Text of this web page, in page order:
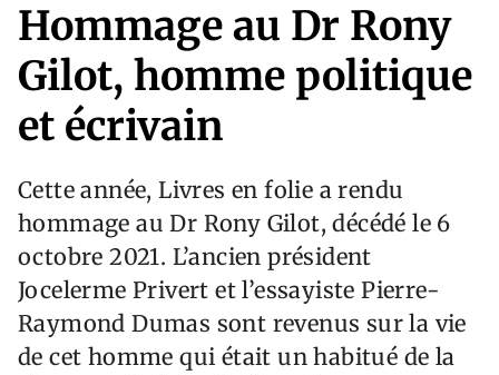
Hommage au Dr Rony
Gilot, homme politique
et écrivain
Cette année, Livres en folie a rendu
hommage au Dr Rony Gilot, décédé le 6
octobre 2021. L’ancien président
Jocelerme Privert et l’essayiste Pierre-
Raymond Dumas sont revenus sur la vie
de cet homme qui était un habitué de la